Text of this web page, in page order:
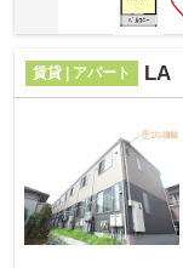
賃貸 | アパート LA